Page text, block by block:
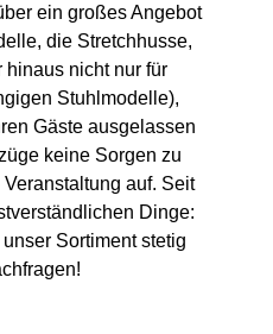
ein großes Angebot
die Stretchhusse,
nicht nur für
Stuhlmodelle),
Gäste ausgelassen
keine Sorgen zu
auf. Seit
Dinge:
Sortiment stetig